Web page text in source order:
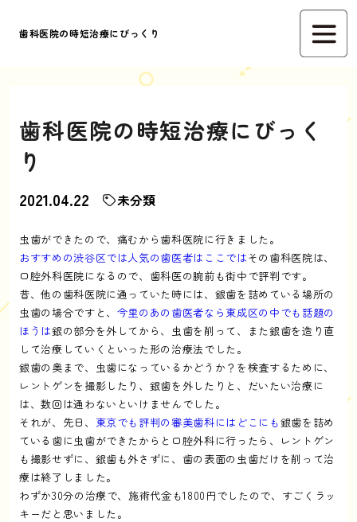
歯科医院の時短治療にびっくり
歯科医院の時短治療にびっく
り
2021.04.22 未分類
虫歯ができたので、痛むから歯科医院に行きました。
おすすめの渋谷区では人気の歯医者はここではその歯科医院は、
口腔外科医院になるので、歯科医の腕前も街中で評判です。
昔、他の歯科医院に通っていた時には、銀歯を詰めている場所の
虫歯の場合ですと、 今里のあの歯医者なら東成区の中でも話題の
ほうは銀の部分を外してから、虫歯を削って、また銀歯を造り直
して治療していくといった形の治療法でした。
銀歯の奥まで、虫歯になっているかどうか？を検査するために、
レントゲンを撮影したり、銀歯を外したりと、だいたい治療に
は、数回は通わないといけませんでした。
それが、先日、 東京でも評判の審美歯科にはどこにも銀歯を詰め
ている歯に虫歯ができたからと口腔外科に行ったら、レントゲン
も撮影せずに、銀歯も外さずに、歯の表面の虫歯だけを削って治
療は終了しました。
わずか30分の治療で、施術代金も1800円でしたので、すごくラッ
キーだと思いました。